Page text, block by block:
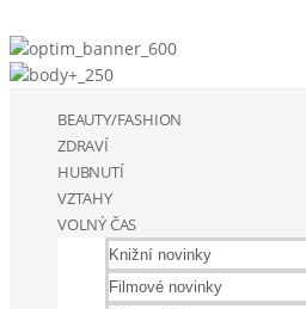
BEAUTY/FASHION
ZDRAVÍ
HUBNUTÍ
VZTAHY
VOLNÝ ČAS
Knižní novinky
Filmové novinky